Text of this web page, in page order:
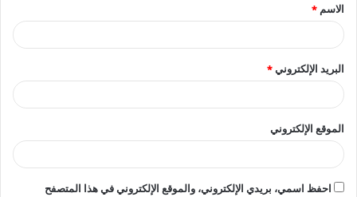
*
الاسم *
البريد الإلكتروني*
الموقع الإلكتروني
احفظ اسمي، بريدي الإلكتروني، والموقع الإلكتروني في هذا المتصفح